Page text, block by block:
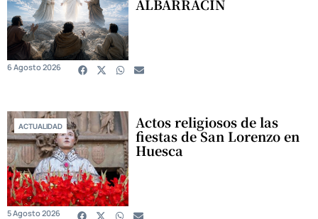
ALBARRACÍN
6 Agosto 2026
ACTUALIDAD Actos religiosos de las
fiestas de San Lorenzo en
Huesca
5 Agosto 2026